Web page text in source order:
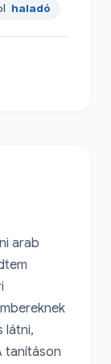
haladó
arab
látni,
tanításon